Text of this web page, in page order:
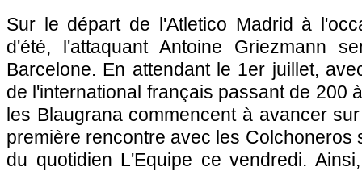
Sur le départ de l'Atletico Madrid à
d'été, l'attaquant Antoine Griezmann
Barcelone. En attendant le 1er juillet,
de l'international français passant de 200
les Blaugrana commencent à avancer
première rencontre avec les Colchoneros
du quotidien L'Equipe ce vendredi.